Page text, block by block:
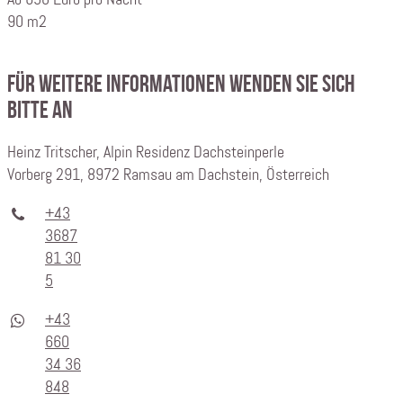
90 m2
Für weitere Informationen wenden Sie sich
bitte an
Heinz Tritscher, Alpin Residenz Dachsteinperle
Vorberg 291, 8972 Ramsau am Dachstein, Österreich
+43
3687
81 30
5
+43
660
34 36
848